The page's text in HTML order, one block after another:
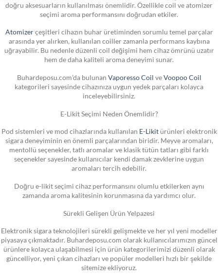
doğru aksesuarların kullanılması önemlidir. Özellikle coil ve atomizer
seçimi aroma performansını doğrudan etkiler.
Atomizerçeşitleri cihazın buhar üretiminden sorumlu temel parçalar
arasında yer alırken, kullanılan coiller zamanla performans kaybına
uğrayabilir. Bu nedenle düzenli coil değişimi hem cihaz ömrünü uzatır
hem de daha kaliteli aroma deneyimi sunar.
Buhardeposu.com’da bulunan Vaporesso Coil veVoopoo Coil
kategorileri sayesinde cihazınıza uygun yedek parçaları kolayca
inceleyebilirsiniz.
E-Likit Seçimi Neden Önemlidir?
Pod sistemleri ve mod cihazlarında kullanılan E-Likitürünleri elektronik
sigara deneyiminin en önemli parçalarından biridir. Meyve aromaları,
mentollü seçenekler, tatlı aromalar ve klasik tütün tatları gibi farklı
seçenekler sayesinde kullanıcılar kendi damak zevklerine uygun
aromaları tercih edebilir.
Doğru e-likit seçimi cihaz performansını olumlu etkilerken aynı
zamanda aroma kalitesinin korunmasına da yardımcı olur.
Sürekli Gelişen Ürün Yelpazesi
Elektronik sigara teknolojileri sürekli gelişmekte ve her yıl yeni modeller
piyasaya çıkmaktadır. Buhardeposu.com olarak kullanıcılarımızın güncel
ürünlere kolayca ulaşabilmesi için ürün kategorilerimizi düzenli olarak
güncelliyor, yeni çıkan cihazları ve popüler modelleri hızlı bir şekilde
sitemize ekliyoruz.